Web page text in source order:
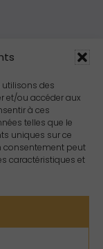
utilisons des
et/ou accéder aux
à ces
telles que le
uniques sur ce
consentement peut
caractéristiques et